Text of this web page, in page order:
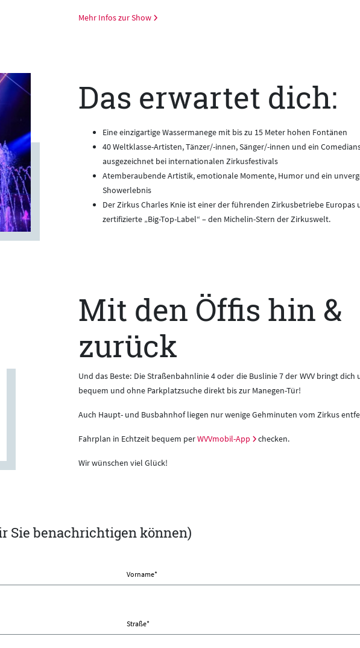
Mehr Infos zur Show
Das erwartet dich:
Eine einzigartige Wassermanege mit bis zu 15 Meter hohen Fontänen
40 Weltklasse-Artisten, Tänzer/-innen, Sänger/-innen und ein
ausgezeichnet bei internationalen Zirkusfestivals
Atemberaubende Artistik, emotionale Momente, Humor und ein
Showerlebnis
Der Zirkus Charles Knie ist einer der führenden Zirkusbetriebe Europas
zertifizierte „Big-Top-Label“ – den Michelin-Stern der Zirkuswelt.
Mit den Öffis hin &
zurück
Und das Beste: Die Straßenbahnlinie 4 oder die Buslinie 7 der WVV bringt
bequem und ohne Parkplatzsuche direkt bis zur Manegen-Tür!
Auch Haupt- und Busbahnhof liegen nur wenige Gehminuten vom Zirkus
Fahrplan in Echtzeit bequem perWVVmobil-App checken.
Wir wünschen viel Glück!
Sie benachrichtigen können)
Vorname*
Straße*